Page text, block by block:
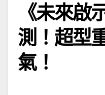
《未來啟
測！超型
氣！